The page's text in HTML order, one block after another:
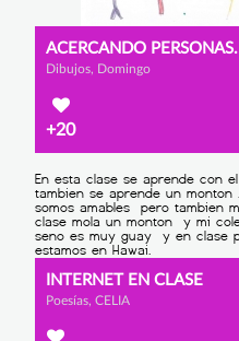
ACERCANDO PERSONAS.
Dibujos, Domingo
+20
INTERNET EN CLASE
Poesías, CELIA